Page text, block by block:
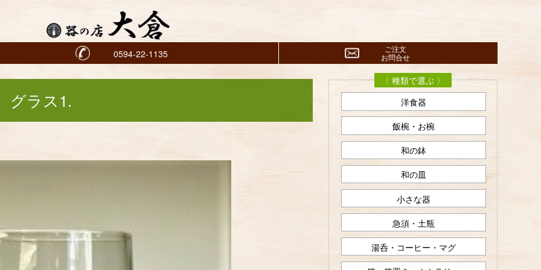
0594-22-1135
ご注文
お問合せ
グラス1.
〈 種類で選ぶ 〉
洋食器
飯椀・お椀
和の鉢
和の皿
小さな器
急須・土瓶
湯呑・コーヒー・マグ